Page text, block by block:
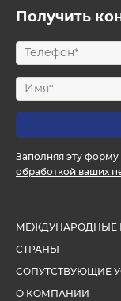
Получить
Заполняя эту форму
обработкой ваших
МЕЖДУНАРОДНЫЕ
СТРАНЫ
СОПУТСТВУЮЩИЕ
О КОМПАНИИ